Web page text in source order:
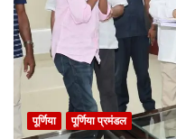
पूर्णिया पूर्णिया प्रमंडल